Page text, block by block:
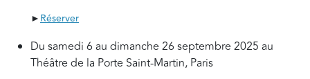
►Réserver
Du samedi 6 au dimanche 26 septembre 2025 au
Théâtre de la Porte Saint-Martin, Paris